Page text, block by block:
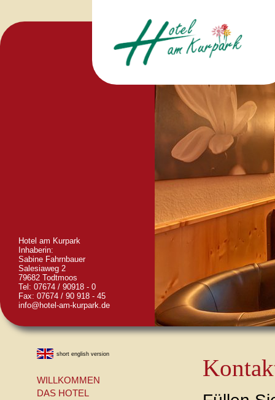
Hotel am Kurpark
Inhaberin:
Sabine Fahrnbauer
Salesiaweg 2
79682 Todtmoos
Tel: 07674 / 90918 - 0
Fax: 07674 / 90 918 - 45
info@hotel-am-kurpark.de
short english version
WILLKOMMEN
DAS HOTEL